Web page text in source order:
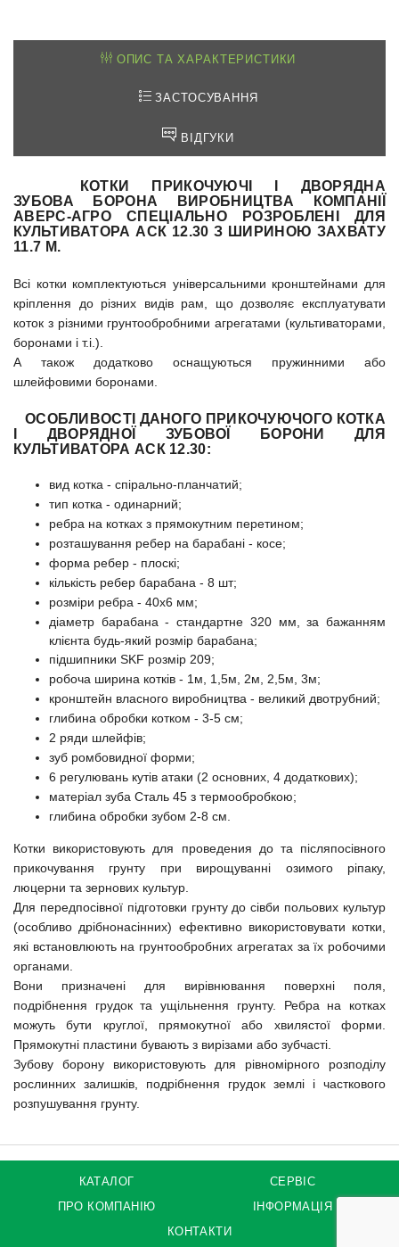
ОПИС ТА ХАРАКТЕРИСТИКИ
ЗАСТОСУВАННЯ
ВІДГУКИ
КОТКИ ПРИКОЧУЮЧІ
ДВОРЯДНА
ЗУБОВА БОРОНА
ВИРОБНИЦТВА КОМПАНІЇ
АВЕРС-АГРО СПЕЦІАЛЬНО РОЗРОБЛЕНІ ДЛЯ
КУЛЬТИВАТОРА АСК 12.30 З ШИРИНОЮ ЗАХВАТУ
11.7 М.
Всі котки комплектуються універсальними кронштейнами для
кріплення до різних видів рам, що дозволяє експлуатувати
коток з різними грунтообробними агрегатами (культиваторами,
боронами і т.і.).
А також додатково оснащуються пружинними або
шлейфовими боронами.
ОСОБЛИВОСТІ ДАНОГО ПРИКОЧУЮЧОГО КОТКА
І ДВОРЯДНОЇ ЗУБОВОЇ БОРОНИ ДЛЯ
КУЛЬТИВАТОРА АСК 12.30:
вид котка - спірально-планчатий;
тип котка - одинарний;
ребра на котках з прямокутним перетином;
розташування ребер на барабані - косе;
форма ребер - плоскі;
кількість ребер барабана - 8 шт;
розміри ребра - 40х6 мм;
діаметр барабана - стандартне 320 мм, за бажанням
клієнта будь-який розмір барабана;
підшипники SKF розмір 209;
робоча ширина котків - 1м, 1,5м, 2м, 2,5м, 3м;
кронштейн власного виробництва - великий двотрубний;
глибина обробки котком - 3-5 см;
2 ряди шлейфів;
зуб ромбовидної форми;
6 регулювань кутів атаки (2 основних, 4 додаткових);
матеріал зуба Сталь 45 з термообробкою;
глибина обробки зубом 2-8 см.
Котки використовують для проведения до та післяпосівного
прикочування грунту при вирощуванні озимого ріпаку,
люцерни та зернових культур.
Для передпосівної підготовки грунту до сівби польових культур
(особливо дрібнонасінних) ефективно використовувати котки,
які встановлюють на грунтообробних агрегатах за їх робочими
органами.
Вони призначені для вирівнювання поверхні поля,
подрібнення грудок та ущільнення грунту. Ребра на котках
можуть бути круглої, прямокутної або хвилястої форми.
Прямокутні пластини бувають з вирізами або зубчасті.
Зубову борону використовують для рівномірного розподілу
рослинних залишків, подрібнення грудок землі і часткового
розпушування грунту.
КАТАЛОГ
СЕРВІС
ПРО КОМПАНІЮ
ІНФОРМАЦІЯ
КОНТАКТИ